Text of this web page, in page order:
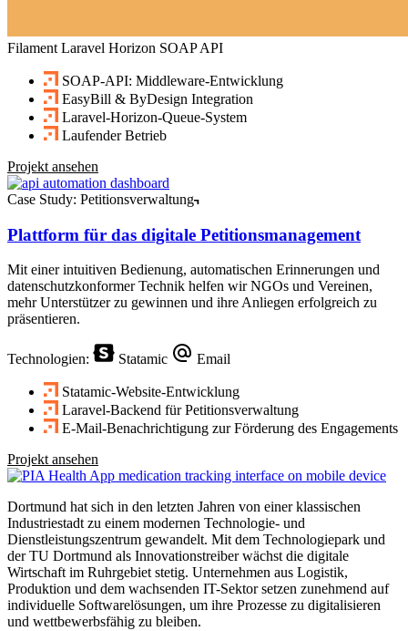
Filament Laravel Horizon SOAP API
SOAP-API: Middleware-Entwicklung
EasyBill & ByDesign Integration
Laravel-Horizon-Queue-System
Laufender Betrieb
Projekt ansehen
Case Study: Petitionsverwaltung
Plattform für das digitale Petitionsmanagement
Mit einer intuitiven Bedienung, automatischen Erinnerungen und
datenschutzkonformer Technik helfen wir NGOs und Vereinen,
mehr Unterstützer zu gewinnen und ihre Anliegen erfolgreich zu
präsentieren.
Technologien: Statamic Email
Statamic-Website-Entwicklung
Laravel-Backend für Petitionsverwaltung
E-Mail-Benachrichtigung zur Förderung des Engagements
Projekt ansehen
Dortmund hat sich in den letzten Jahren von einer klassischen
Industriestadt zu einem modernen Technologie- und
Dienstleistungszentrum gewandelt. Mit dem Technologiepark und
der TU Dortmund als Innovationstreiber wächst die digitale
Wirtschaft im Ruhrgebiet stetig. Unternehmen aus Logistik,
Produktion und dem wachsenden IT-Sektor setzen zunehmend auf
individuelle Softwarelösungen, um ihre Prozesse zu digitalisieren
und wettbewerbsfähig zu bleiben.